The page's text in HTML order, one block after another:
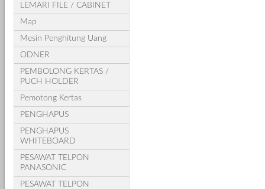
LEMARI FILE / CABINET
Map
Mesin Penghitung Uang
ODNER
PEMBOLONG KERTAS /
PUCH HOLDER
Pemotong Kertas
PENGHAPUS
PENGHAPUS
WHITEBOARD
PESAWAT TELPON
PANASONIC
PESAWAT TELPON